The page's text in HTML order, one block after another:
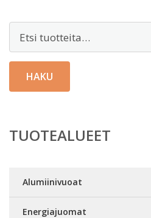
HAKU
TUOTEALUEET
Alumiinivuoat
Energiajuomat